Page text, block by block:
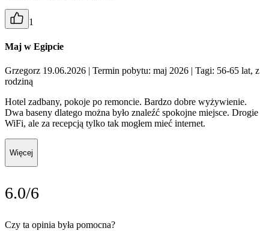
1
Maj w Egipcie
Grzegorz 19.06.2026 | Termin pobytu: maj 2026 | Tagi: 56-65 lat, z
rodziną
Hotel zadbany, pokoje po remoncie. Bardzo dobre wyżywienie.
Dwa baseny dlatego można było znaleźć spokojne miejsce. Drogie
WiFi, ale za recepcją tylko tak mogłem mieć internet.
Więcej
6.0/6
Czy ta opinia była pomocna?